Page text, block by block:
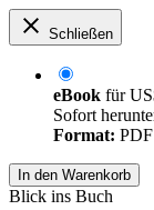
Schließen
eBook für
Sofort
Format:
In den Warenkorb
Blick ins Buch